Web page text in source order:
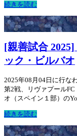
続きを読む
[親善試合
ック・ビルバオ
2025年08月04日に行な
第2戦、リヴァプール
オ（スペイン１部）の
続きを読む